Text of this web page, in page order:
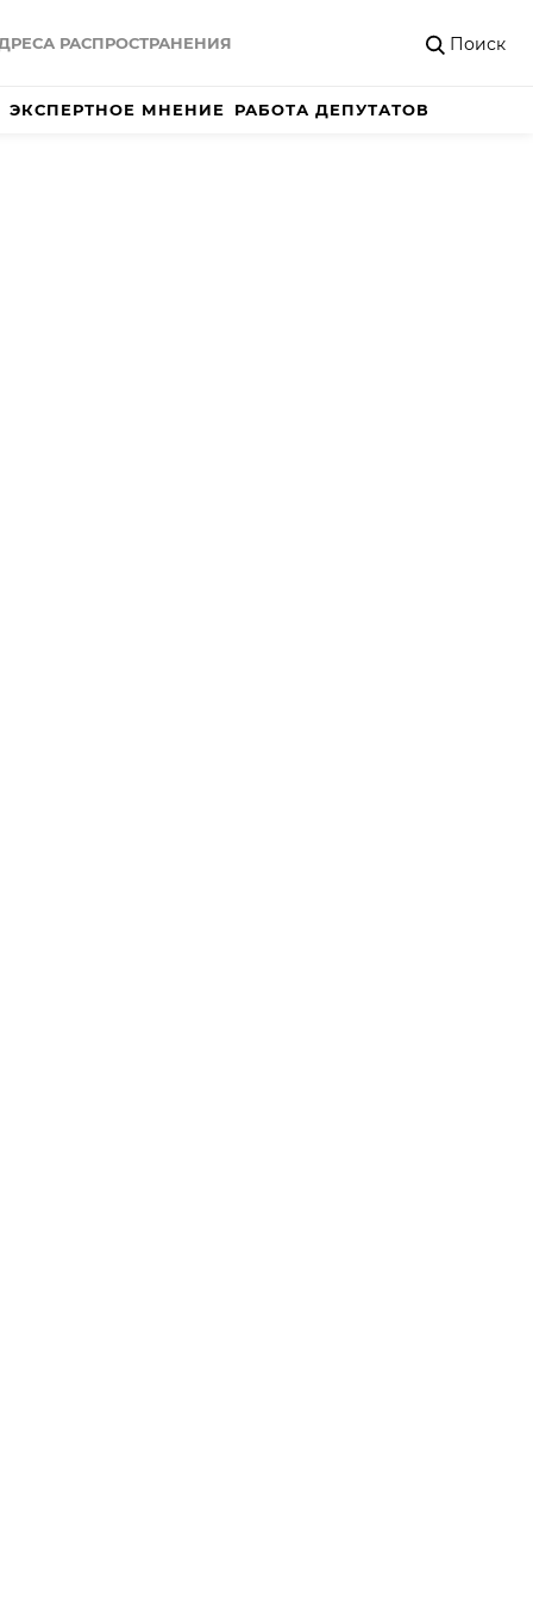
РАСПРОСТРАНЕНИЯ Поиск
ЭКСПЕРТНОЕ МНЕНИЕ РАБОТА ДЕПУТАТОВ